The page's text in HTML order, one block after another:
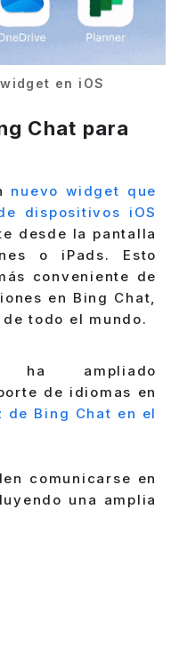
en iOS
Chat para
nuevo widget que
dispositivos iOS
desde la pantalla
o iPads. Esto
conveniente de
en Bing Chat,
todo el mundo.
ha ampliado
de idiomas en
de Bing Chat en el
comunicarse en
una amplia